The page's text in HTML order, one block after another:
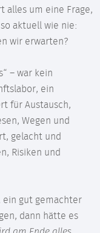
alles um eine Frage,
aktuell wie nie:
wir erwarten?
– war kein
ein
für Austausch,
Wegen und
gelacht und
Risiken und
ein gut gemachter
dann hätte es